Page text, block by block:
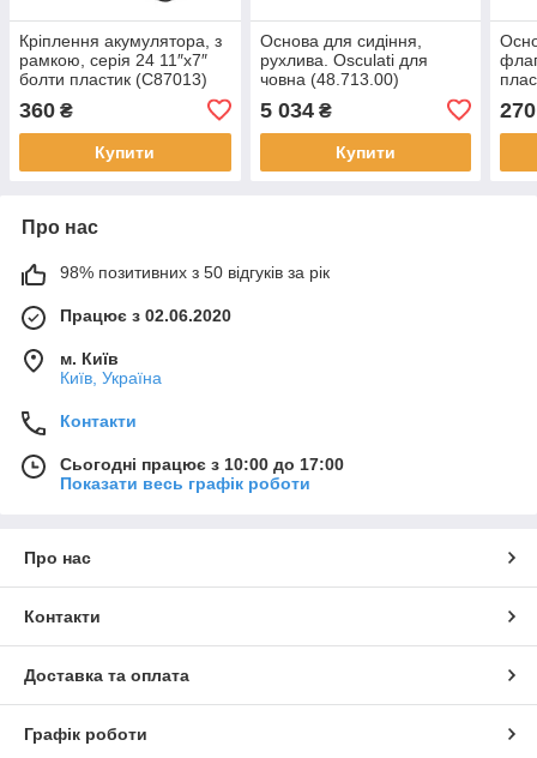
Кріплення акумулятора, з
рамкою, серія 24 11″х7″
болти пластик (C87013)
360 ₴
Купити
Основа для сидіння,
рухлива. Osculati для
човна (48.713.00)
5 034₴
Купити
270
Про нас
98% позитивних з 50 відгуків за рік
Працює з 02.06.2020
м. Київ
Київ, Україна
Контакти
Сьогодні працює з 10:00 до 17:00
Показати весь графік роботи
Про нас
Контакти
Доставка та оплата
Графік роботи